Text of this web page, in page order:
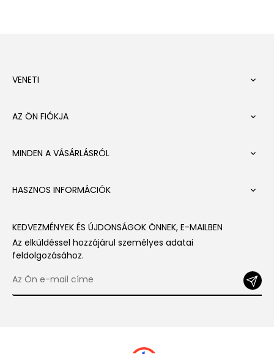
VENETI 
AZ ÖN FIÓKJA 
MINDEN A VÁSÁRLÁSRÓL 
HASZNOS INFORMÁCIÓK 
KEDVEZMÉNYEK ÉS ÚJDONSÁGOK ÖNNEK, E-MAILBEN
Az elküldéssel hozzájárul személyes adatai
feldolgozásához.